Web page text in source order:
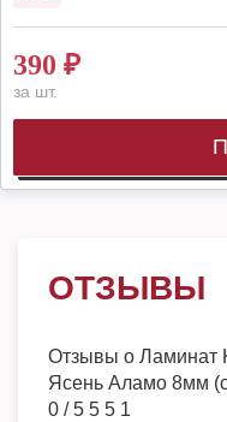
390 ₽
за шт.
ОТЗЫВЫ
Отзывы о Ламинат
Ясень Аламо 8мм
0 /5 5 5 1